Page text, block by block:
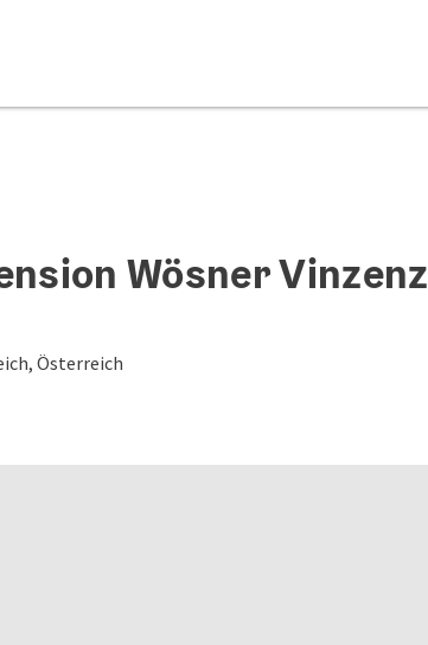
Wösner Vinzenz
Österreich